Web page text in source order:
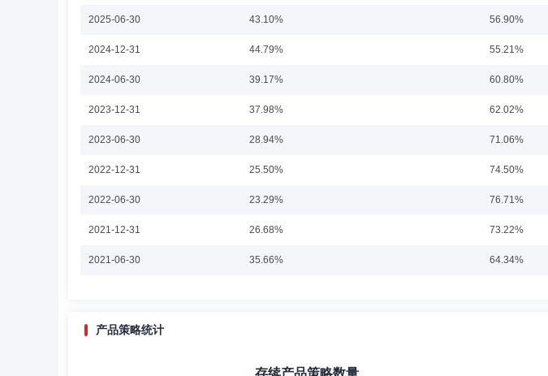
年8月加入泰康资产，现任公募事业部股票投资董事总经理、权益投资负责人。2015年12月8日至今
月20日-2020年7月2日担任泰康恒泰回报灵活配置混合型证券投资基金基金经理。2017年12月13日
23日至今担任泰康弘实3个月定期开放混合型发起式证券投资基金基金经理。2020年5月20日至今
管理有限公司基金管理部副总监、基金经理。
2025-06-30 43.10% 56.90%
2024-12-31 44.79% 55.21%
2024-06-30 39.17% 60.80%
2023-12-31 37.98% 62.02%
2023-06-30 28.94% 71.06%
2022-12-31 25.50% 74.50%
2022-06-30 23.29% 76.71%
2021-12-31 26.68% 73.22%
2021-06-30 35.66% 64.34%
产品策略统计
存续产品策略数量